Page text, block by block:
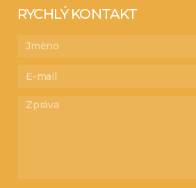
RYCHLÝ KONTAKT